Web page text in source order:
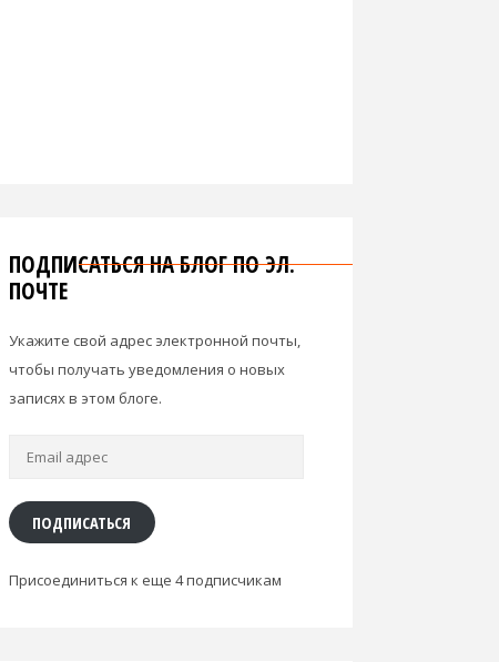
ПОДПИСАТЬСЯ НА БЛОГ ПО ЭЛ.
ПОЧТЕ
Укажите свой адрес электронной почты,
чтобы получать уведомления о новых
записях в этом блоге.
Email
ПОДПИСАТЬСЯ
Присоединиться к еще 4 подписчикам